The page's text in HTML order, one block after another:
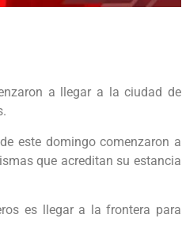
a llegar a la ciudad de
este domingo comenzaron a
que acreditan su estancia
es llegar a la frontera para